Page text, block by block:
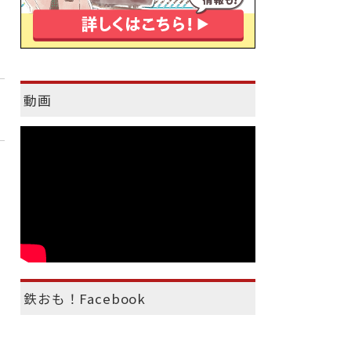
動画
鉄おも！Facebook